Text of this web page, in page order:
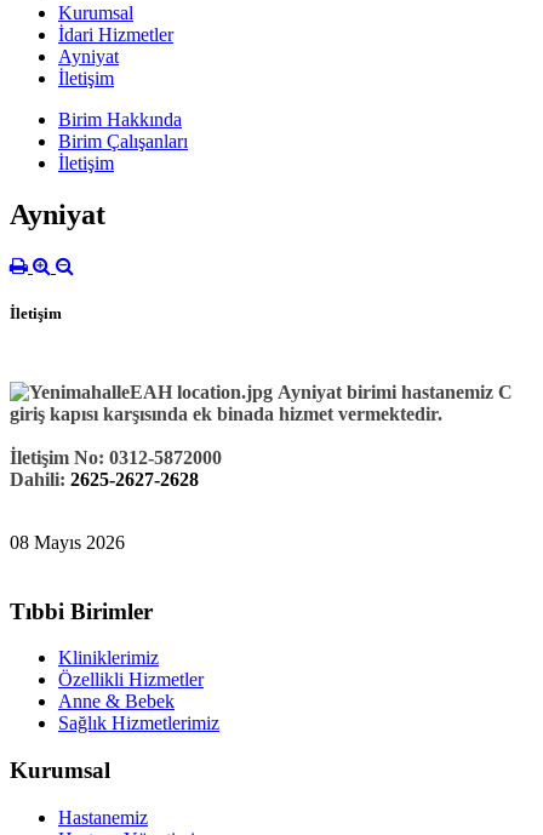
Kurumsal
İdari Hizmetler
Ayniyat
İletişim
Birim Hakkında
Birim Çalışanları
İletişim
Ayniyat
İletişim
Ayniyat birimi hastanemiz C
giriş kapısı karşısında ek binada hizmet vermektedir.
İletişim No: 0312-5872000
Dahili: 2625-2627-2628
08 Mayıs 2026
Tıbbi Birimler
Kliniklerimiz
Özellikli Hizmetler
Anne & Bebek
Sağlık Hizmetlerimiz
Kurumsal
Hastanemiz